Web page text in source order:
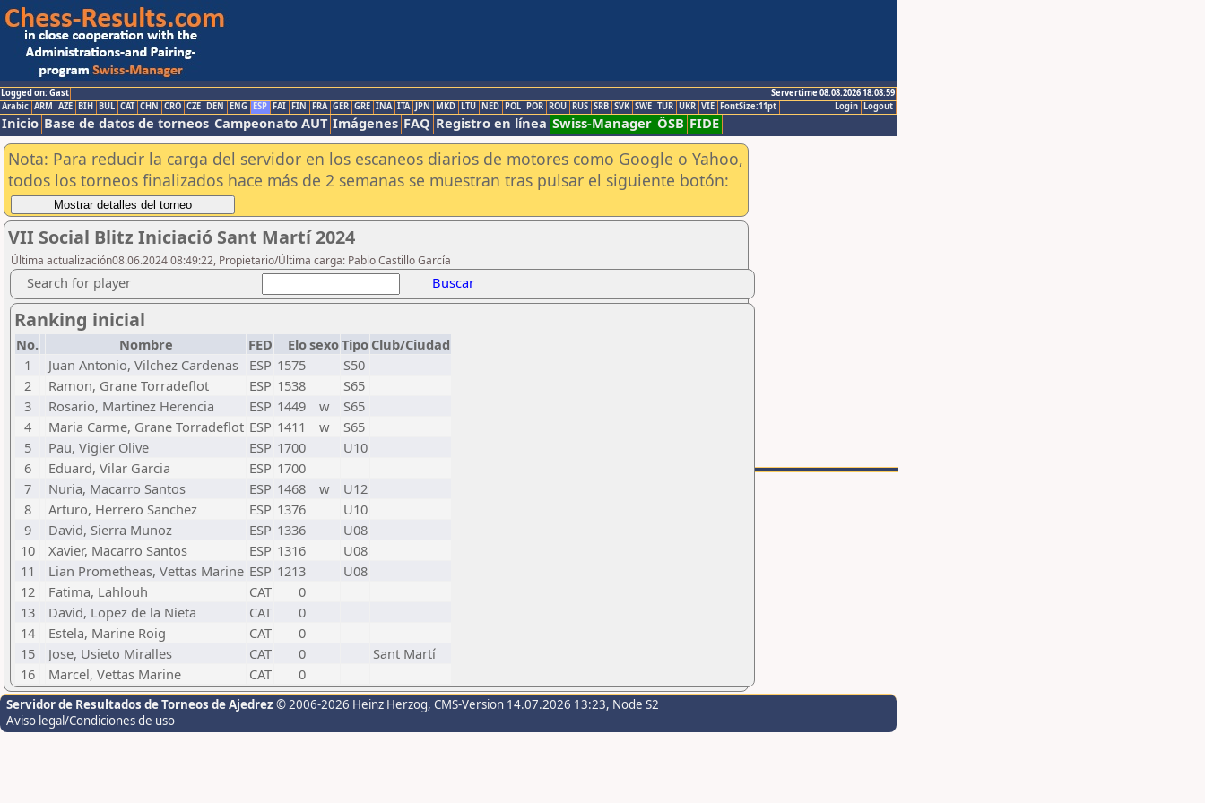
Logged on: Gast
Servertime 08.08.2026 18:08:59
Logout
Login
Arabic ARM AZE BIH BUL CAT CHN CRO CZE DEN ENG ESP FAI FIN FRA GER GRE INA ITA JPN MKD LTU NED POL POR ROU RUS SRB SVK SWE TUR UKR VIE FontSize:11pt
Inicio Base de datos de torneos Campeonato AUT Imágenes FAQ Registro en línea Swiss-Manager ÖSB FIDE
Nota: Para reducir la carga del servidor en los escaneos diarios de motores como Google o Yahoo,
todos los torneos finalizados hace más de 2 semanas se muestran tras pulsar el siguiente botón:
VII Social Blitz Iniciació Sant Martí 2024
Última actualización08.06.2024 08:49:22, Propietario/Última carga: Pablo Castillo García
Search for player Buscar
Ranking inicial
No. Nombre FED ElosexoTipo Club/Ciudad
1
Juan Antonio, Vilchez Cardenas ESP 1575
S50
2
Ramon, Grane Torradeflot ESP 1538
S65
3
Rosario, Martinez Herencia ESP 1449 w
S65
4
Maria Carme, Grane Torradeflot ESP 1411 w
S65
5
Pau, Vigier Olive ESP 1700
U10
6
Eduard, Vilar Garcia ESP 1700
7
Nuria, Macarro Santos ESP 1468 w
U12
8
Arturo, Herrero Sanchez ESP 1376
U10
9
David, Sierra Munoz ESP 1336
U08
10
Xavier, Macarro Santos ESP 1316
U08
11
Lian Prometheas, Vettas Marine ESP 1213
U08
12
Fatima, Lahlouh CAT
0
13
David, Lopez de la Nieta CAT
0
14
Estela, Marine Roig CAT
0
15
Jose, Usieto Miralles CAT 0
Sant Martí
16
Marcel, Vettas Marine CAT 0
Servidor de Resultados de Torneos de Ajedrez © 2006-2026 Heinz Herzog, CMS-Version 14.07.2026 13:23, Node S2
Aviso legal/Condiciones de uso